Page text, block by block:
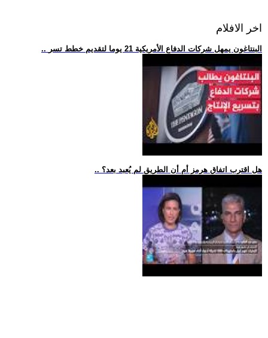
اخر الافلام
.. البنتاغون يمهل شركات الدفاع الأمريكية 21 يوما لتقديم خطط تسر
.. هل اقترب اتفاق هرمز أم أن الطريق لم يُعبد بعد؟